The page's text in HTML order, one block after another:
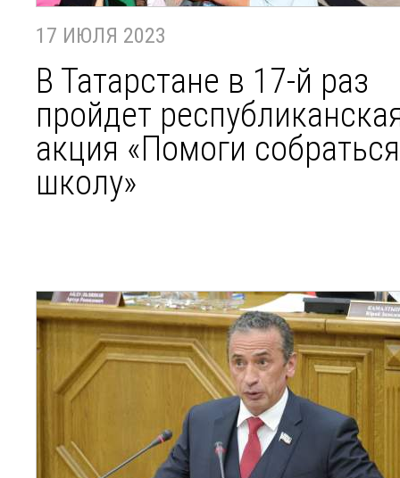
17 ИЮЛЯ 2023
В Татарстане в 17-й раз
пройдет
акция «Помоги
школу»